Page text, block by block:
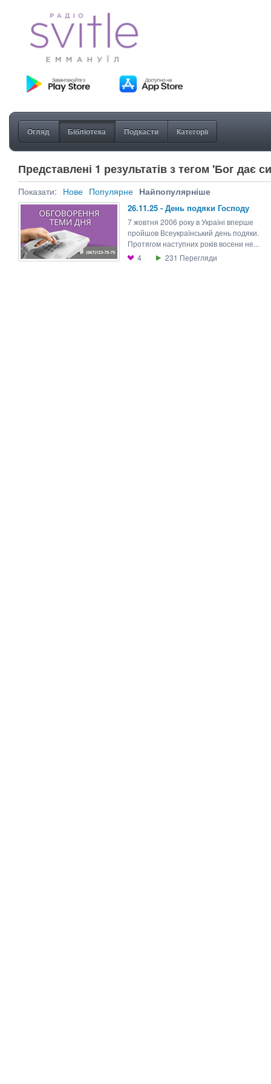
Огляд Бібліотека Подкасти Категорії
Представлені 1 результатів з тегом 'Бог дає
Показати: Нове Популярне Найпопулярніше
26.11.25 - День подяки Господу
7 жовтня 2006 року в Україні вперше
пройшов Всеукраїнський день подяки.
Протягом наступних років восени не...
4
231 Перегляди